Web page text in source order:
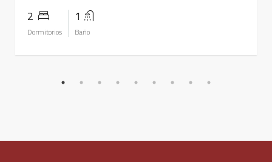
2
Dormitorios
1
Baño